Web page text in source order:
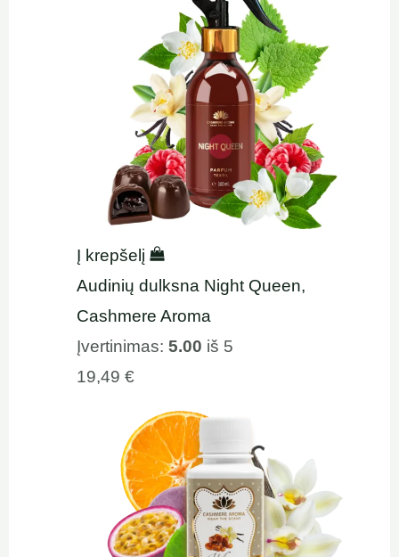
Į krepšelį
Audinių dulksna Night Queen,
Cashmere Aroma
Įvertinimas:5.00 iš 5
19,49€